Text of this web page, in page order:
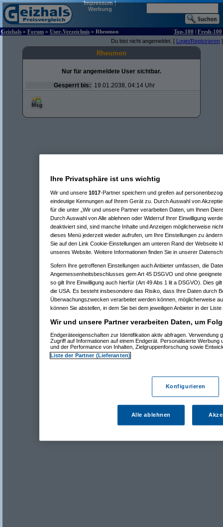
Impressum|
Werbung
Geizhals » Forum » User-Verzeichnis » Rheumon Top-100 | Fresh-100
Du bist nicht angemeldet. [ Login/Registrieren ]
Rheumon
Nur für angemeldete User sichtbar.
Gesperrt bis: 19.01.2038, 04:14 Uhr
Ihre Privatsphäre ist uns wichtig
Wir und unsere 1017-Partner speichern und greifen auf
eindeutige Kennungen auf Ihrem Gerät zu. Durch Auswahl von
für die unter „Wir und unsere Partner verarbeiten Daten, um Ihnen
Durch Auswahl von Alle ablehnen oder Widerruf Ihrer Einwilligung
deaktiviert sind, sind manche Inhalte und Anzeigen möglicherweise
dieses Menü jederzeit wieder aufrufen, um Ihre Einstellungen zu
Sie auf den Link Cookie-Einstellungen am unteren Rand der Webseite
unseres Website. Weitere Informationen finden Sie in unserer
Sofern Ihre getroffenen Einstellungen auch Anbieter umfassen, die
Angemessenheitsbeschlusses gem Art 45 DSGVO und ohne
so gilt Ihre Einwilligung auch hierfür (Art 49 Abs 1 lit a DSGVO). Dies
die USA. Es besteht insbesondere das Risiko, dass Ihre Daten durch
Überwachungszwecken verarbeitet werden können, möglicherweise
können Sie abstellen, in dem Sie bei dem jeweiligen Anbieter in der
Wir und unsere Partner verarbeiten Daten, um
Endgeräteeigenschaften zur Identifikation aktiv abfragen. Verwendung
Zugriff auf Informationen auf einem Endgerät. Personalisierte Werbung
und der Performance von Inhalten, Zielgruppenforschung sowie
Liste der Partner (Lieferanten)
Konfigurieren
Alle ablehnen